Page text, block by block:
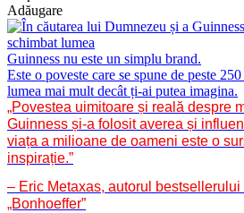
Adăugare
Guinness nu este un simplu brand.
Este o poveste care se spune de peste
lumea mai mult decât ți-ai putea imagina.
„Povestea uimitoare și reală despre
Guinness și-a folosit averea și
viața a milioane de oameni este o
inspirație.”
– Eric Metaxas, autorul bestsellerului
„Bonhoeffer”